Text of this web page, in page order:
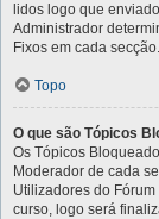
lidos logo que
Administrador
Fixos em cada secção.
Topo
O que são Tópicos
Os Tópicos
Moderador de cada
Utilizadores do
curso, logo será